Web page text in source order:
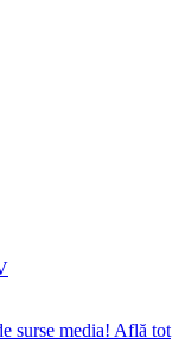
surse media! Află tot